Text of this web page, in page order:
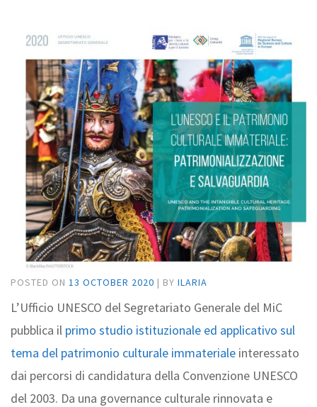
POSTED ON 13 OCTOBER 2020 | BY ILARIA
L’Ufficio UNESCO del Segretariato Generale del MiC
pubblica il primo studio istituzionale ed applicativo sul
tema del patrimonio culturale immateriale interessato
dai percorsi di candidatura della Convenzione UNESCO
del 2003. Da una governance culturale rinnovata e